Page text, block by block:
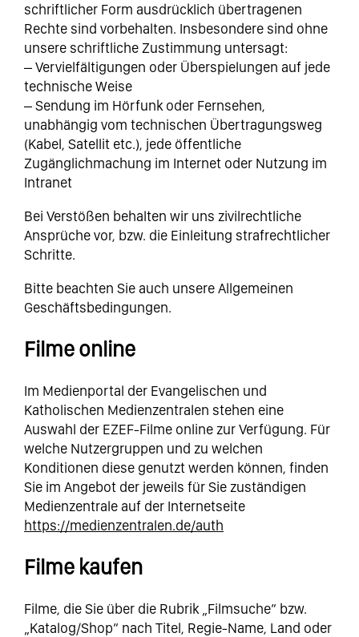
schriftlicher Form ausdrücklich übertragenen
Rechte sind vorbehalten. Insbesondere sind ohne
unsere schriftliche Zustimmung untersagt:
– Vervielfältigungen oder Überspielungen auf jede
technische Weise
– Sendung im Hörfunk oder Fernsehen,
unabhängig vom technischen Übertragungsweg
(Kabel, Satellit etc.), jede öffentliche
Zugänglichmachung im Internet oder Nutzung im
Intranet
Bei Verstößen behalten wir uns zivilrechtliche
Ansprüche vor, bzw. die Einleitung strafrechtlicher
Schritte.
Bitte beachten Sie auch unsere Allgemeinen
Geschäftsbedingungen.
Filme online
Im Medienportal der Evangelischen und
Katholischen Medienzentralen stehen eine
Auswahl der EZEF-Filme online zur Verfügung. Für
welche Nutzergruppen und zu welchen
Konditionen diese genutzt werden können, finden
Sie im Angebot der jeweils für Sie zuständigen
Medienzentrale auf der Internetseite
https://medienzentralen.de/auth
Filme kaufen
Filme, die Sie über die Rubrik „Filmsuche“ bzw.
„Katalog/Shop“ nach Titel, Regie-Name, Land oder